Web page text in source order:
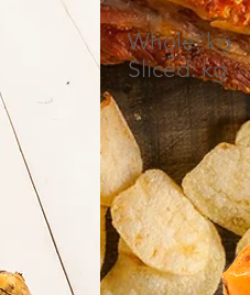
Whole: kg
Sliced: kg